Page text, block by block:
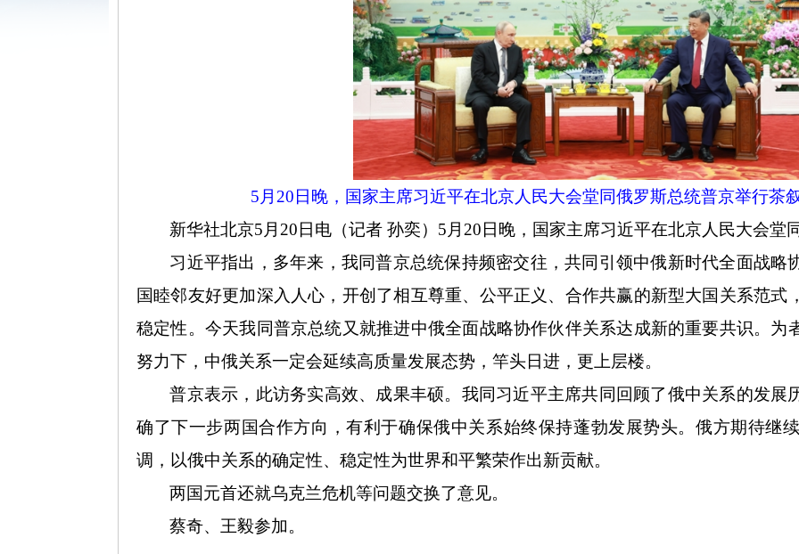
5月20日晚，国家主席习近平在北京人民大会堂同俄罗斯总统普京举行茶
新华社北京5月20日电（记者 孙奕）5月20日晚，国家主席习近平在北京人民大会堂
习近平指出，多年来，我同普京总统保持频密交往，共同引领中俄新时代全面战略
国睦邻友好更加深入人心，开创了相互尊重、公平正义、合作共赢的新型大国关系范式
稳定性。今天我同普京总统又就推进中俄全面战略协作伙伴关系达成新的重要共识。为
努力下，中俄关系一定会延续高质量发展态势，竿头日进，更上层楼。
普京表示，此访务实高效、成果丰硕。我同习近平主席共同回顾了俄中关系的发展
确了下一步两国合作方向，有利于确保俄中关系始终保持蓬勃发展势头。俄方期待继
调，以俄中关系的确定性、稳定性为世界和平繁荣作出新贡献。
两国元首还就乌克兰危机等问题交换了意见。
蔡奇、王毅参加。